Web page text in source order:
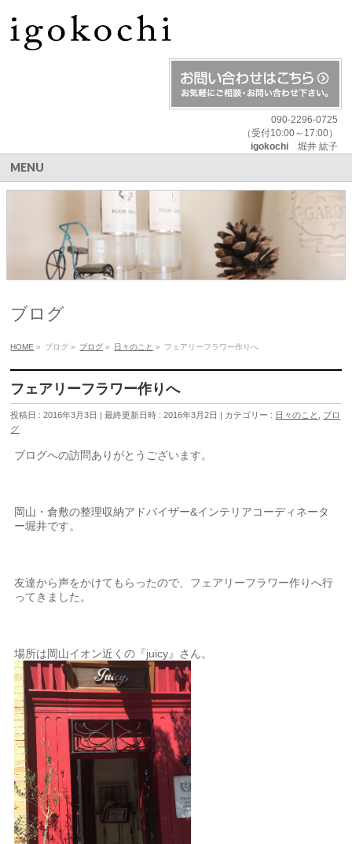
090-2296-0725
（受付10:00～17:00）
igokochi堀井 紘子
MENU
ブログ
HOME » ブログ » ブログ » 日々のこと » フェアリーフラワー作りへ
フェアリーフラワー作りへ
投稿日 : 2016年3月3日 最終更新日時 : 2016年3月2日 カテゴリー : 日々のこと
ブロ
グ
ブログへの訪問ありがとうございます。
岡山・倉敷の整理収納アドバイザー&インテリアコーディネータ
ー堀井です。
友達から声をかけてもらったので、フェアリーフラワー作りへ行
ってきました。
場所は岡山イオン近くの『juicy』さん。